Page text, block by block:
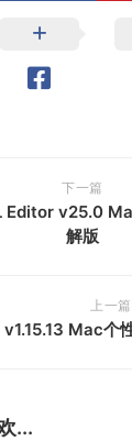
下一篇
Editor v25.0
解版
上一篇
Mac个
...